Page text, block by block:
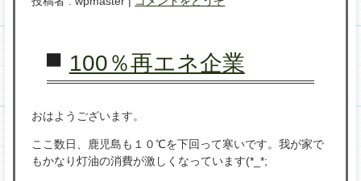
100％再エネ企業
おはようございます。
ここ数日、鹿児島も１０℃を下回って寒いです。我が家で
もかなり灯油の消費が激しくなっています(*_*;